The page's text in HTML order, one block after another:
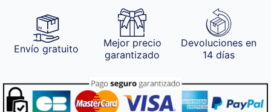
Envío gratuito
Mejor precio
garantizado
Devoluciones en
14 días